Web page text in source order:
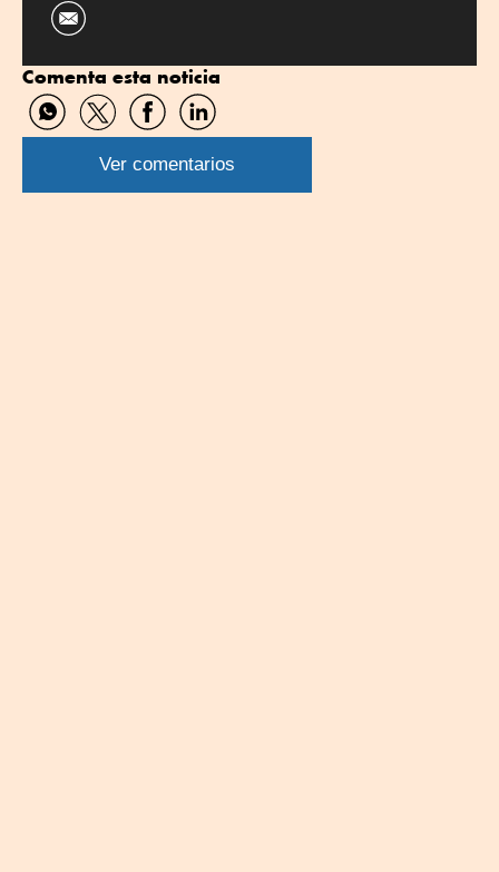
Comenta esta noticia
Compartir
por
WhatsApp
Compartir
por
Twitter
Compartir
por
Facebook
Compartir
por
Linkedin
Ver comentarios